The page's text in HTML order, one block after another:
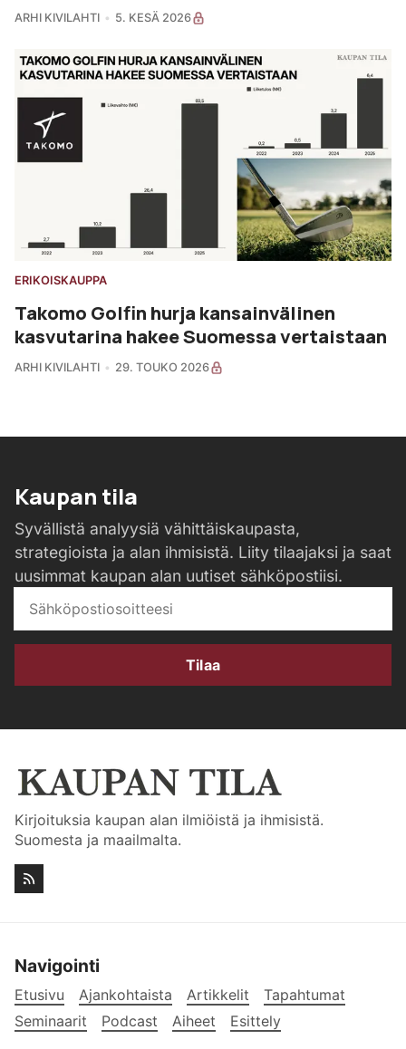
ARHI KIVILAHTI 5. KESÄ 2026
ERIKOISKAUPPA
Takomo Golfin hurja kansainvälinen
kasvutarina hakee Suomessa vertaistaan
ARHI KIVILAHTI 29. TOUKO 2026
Kaupan tila
Syvällistä analyysiä vähittäiskaupasta,
strategioista ja alan ihmisistä. Liity tilaajaksi ja saat
uusimmat kaupan alan uutiset sähköpostiisi.
Tilaa
Kirjoituksia kaupan alan ilmiöistä ja ihmisistä.
Suomesta ja maailmalta.
Navigointi
Etusivu Ajankohtaista Artikkelit
Tapahtumat
Seminaarit
Podcast Aiheet Esittely